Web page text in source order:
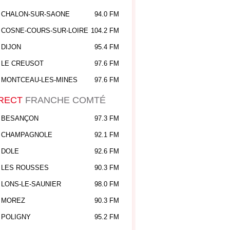
CHALON-SUR-SAONE 94.0 FM
COSNE-COURS-SUR-LOIRE 104.2 FM
DIJON 95.4 FM
LE CREUSOT 97.6 FM
MONTCEAU-LES-MINES 97.6 FM
FRANCHE COMTÉ
BESANÇON 97.3 FM
CHAMPAGNOLE 92.1 FM
DOLE 92.6 FM
LES ROUSSES 90.3 FM
LONS-LE-SAUNIER 98.0 FM
MOREZ 90.3 FM
POLIGNY 95.2 FM